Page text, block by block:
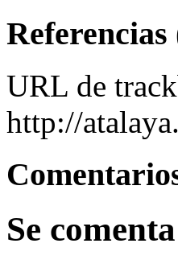
URL de
http://
Se